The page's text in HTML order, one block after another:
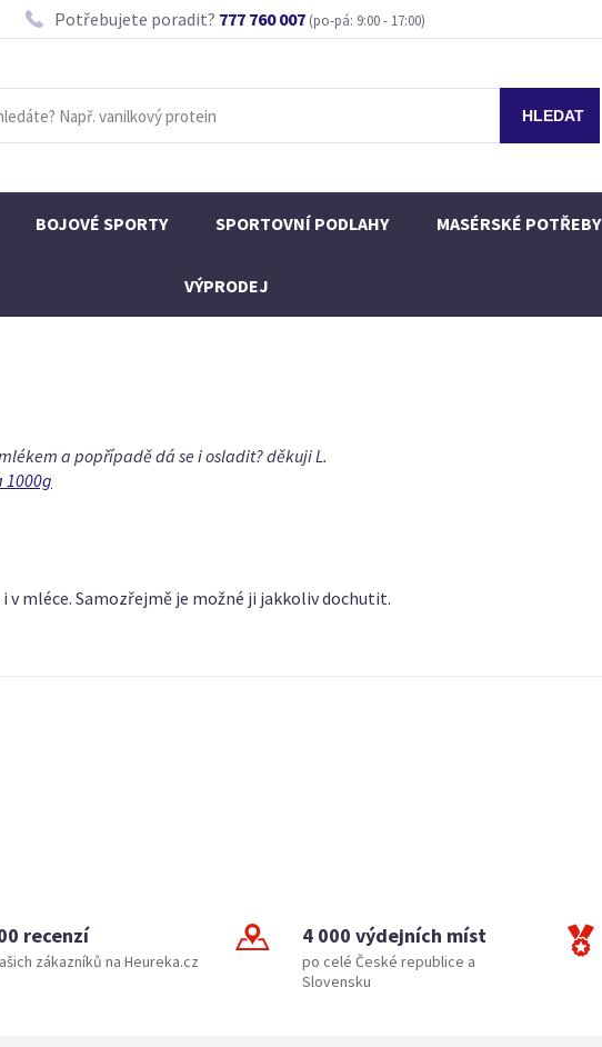
Potřebujete poradit? 777 760 007 (po-pá: 9:00 - 17:00)
BOJOVÉ SPORTY SPORTOVNÍ PODLAHY MASÉRSKÉ POTŘEBY
VÝPRODEJ
a popřípadě dá se i osladit? děkuji L.
1000g
v mléce. Samozřejmě je možné ji jakkoliv dochutit.
recenzí
zákazníků na Heureka.cz
4 000 výdejních míst
po celé České republice a
Slovensku